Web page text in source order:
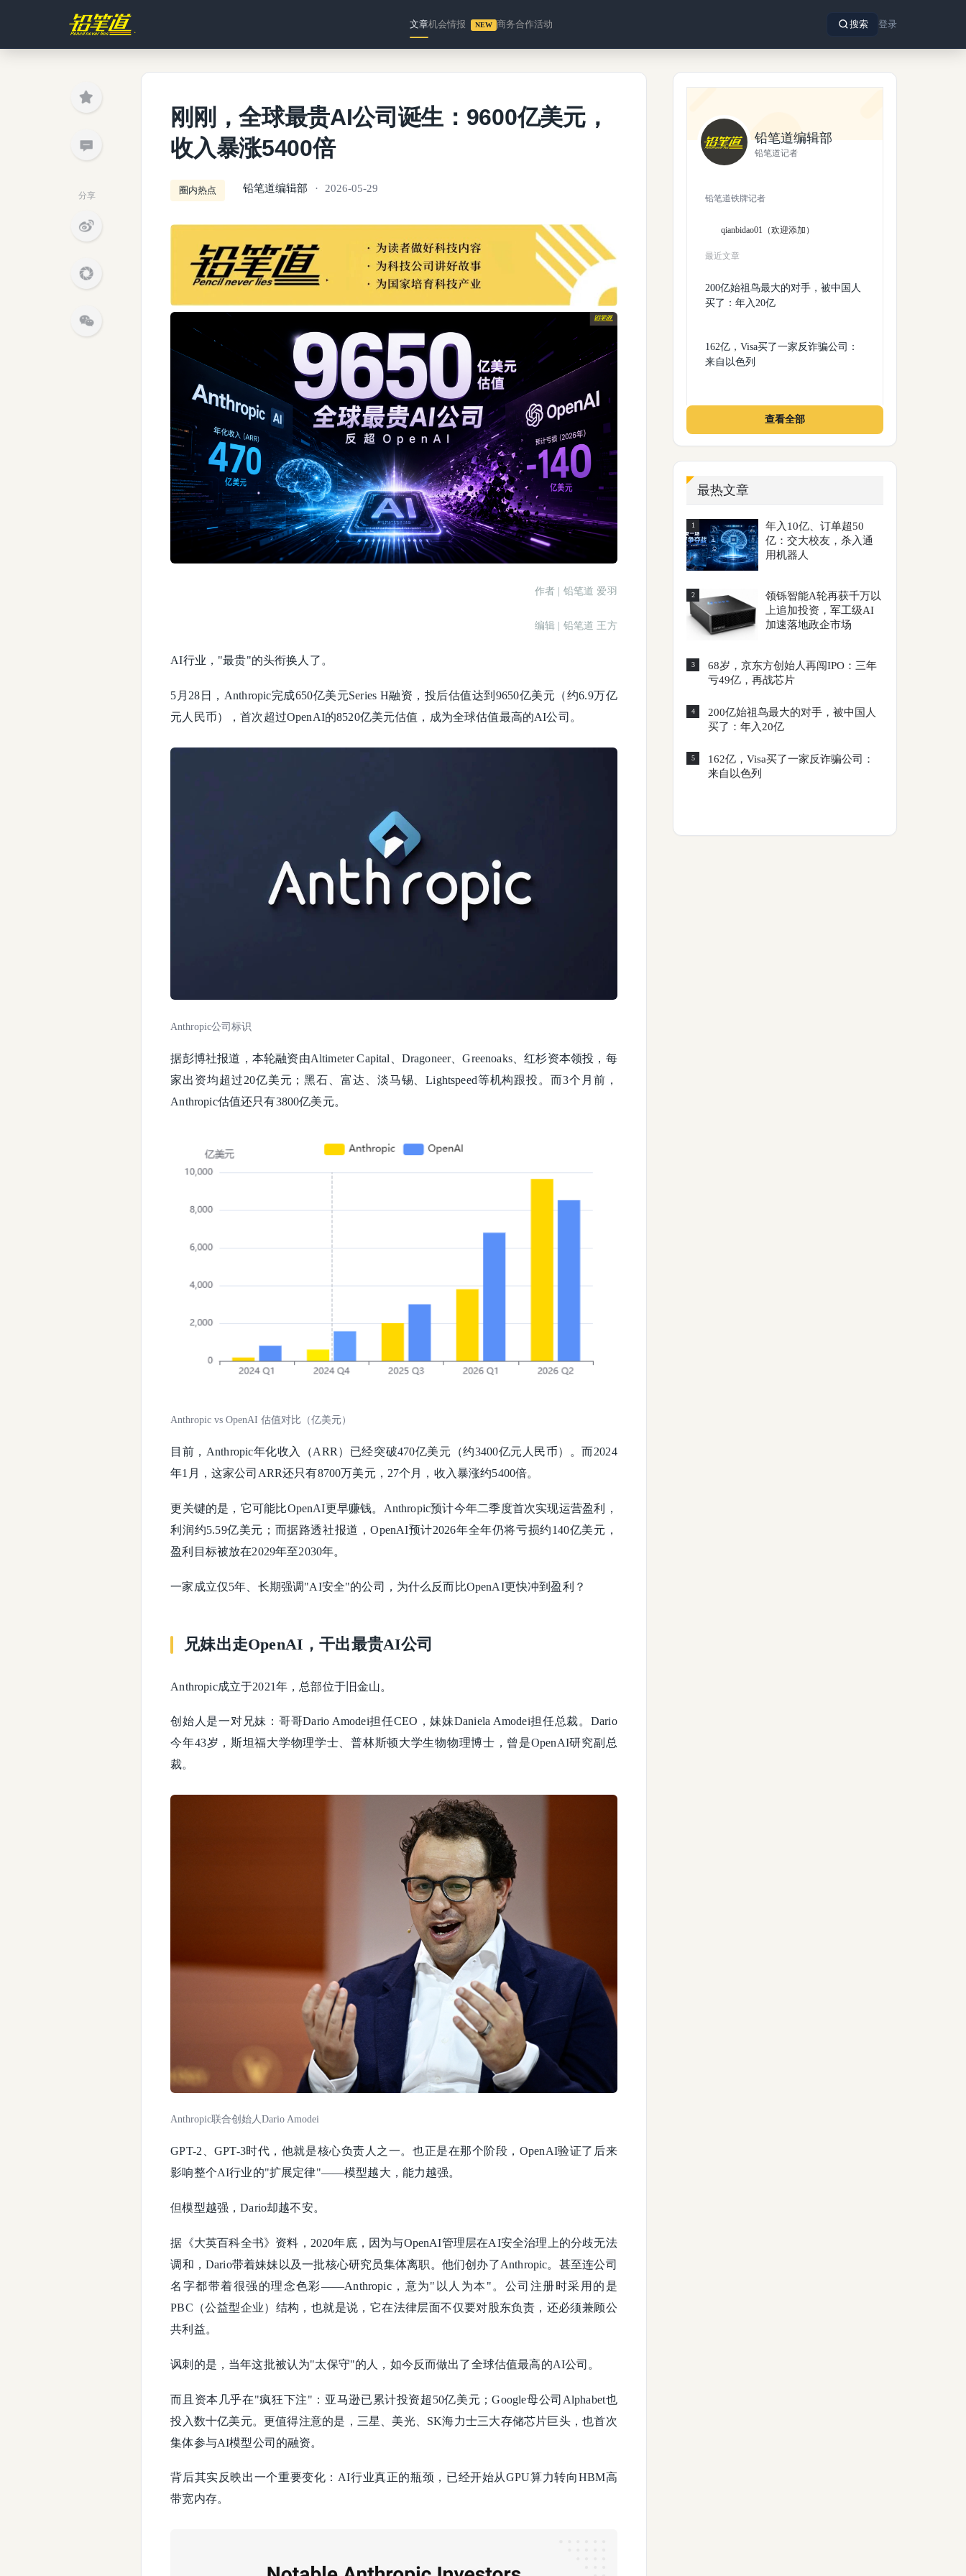
文章机会情报 NEW 商务合作活动 搜索 登录
分享
刚刚，全球最贵AI公司诞生：9600亿美元，
收入暴涨5400倍
圈内热点 铅笔道编辑部 2026-05-29
作者 | 铅笔道 爱羽
编辑 | 铅笔道 王方
AI行业，"最贵"的头衔换人了。
5月28日，Anthropic完成650亿美元Series H融资，投后估值达到9650亿美元（约6.9万亿
元人民币），首次超过OpenAI的8520亿美元估值，成为全球估值最高的AI公司。
Anthropic公司标识
据彭博社报道，本轮融资由Altimeter Capital、Dragoneer、Greenoaks、红杉资本领投，每
家出资均超过20亿美元；黑石、富达、淡马锡、Lightspeed等机构跟投。而3个月前，
Anthropic估值还只有3800亿美元。
Anthropic vs OpenAI 估值对比（亿美元）
目前，Anthropic年化收入（ARR）已经突破470亿美元（约3400亿元人民币）。而2024
年1月，这家公司ARR还只有8700万美元，27个月，收入暴涨约5400倍。
更关键的是，它可能比OpenAI更早赚钱。Anthropic预计今年二季度首次实现运营盈利，
利润约5.59亿美元；而据路透社报道，OpenAI预计2026年全年仍将亏损约140亿美元，
盈利目标被放在2029年至2030年。
一家成立仅5年、长期强调"AI安全"的公司，为什么反而比OpenAI更快冲到盈利？
兄妹出走OpenAI，干出最贵AI公司
Anthropic成立于2021年，总部位于旧金山。
创始人是一对兄妹：哥哥Dario Amodei担任CEO，妹妹Daniela Amodei担任总裁。Dario
今年43岁，斯坦福大学物理学士、普林斯顿大学生物物理博士，曾是OpenAI研究副总
裁。
Anthropic联合创始人Dario Amodei
GPT-2、GPT-3时代，他就是核心负责人之一。也正是在那个阶段，OpenAI验证了后来
影响整个AI行业的"扩展定律"——模型越大，能力越强。
但模型越强，Dario却越不安。
据《大英百科全书》资料，2020年底，因为与OpenAI管理层在AI安全治理上的分歧无法
调和，Dario带着妹妹以及一批核心研究员集体离职。他们创办了Anthropic。甚至连公司
名字都带着很强的理念色彩——Anthropic，意为"以人为本"。公司注册时采用的是
PBC（公益型企业）结构，也就是说，它在法律层面不仅要对股东负责，还必须兼顾公
共利益。
讽刺的是，当年这批被认为"太保守"的人，如今反而做出了全球估值最高的AI公司。
而且资本几乎在"疯狂下注"：亚马逊已累计投资超50亿美元；Google母公司Alphabet也
投入数十亿美元。更值得注意的是，三星、美光、SK海力士三大存储芯片巨头，也首次
集体参与AI模型公司的融资。
背后其实反映出一个重要变化：AI行业真正的瓶颈，已经开始从GPU算力转向HBM高
带宽内存。
铅笔道编辑部
铅笔道记者
铅笔道铁牌记者
qianbidao01（欢迎添加）
最近文章
200亿始祖鸟最大的对手，被中国人
买了：年入20亿
162亿，Visa买了一家反诈骗公司：
来自以色列
查看全部
最热文章
1
年入10亿、订单超50
亿：交大校友，杀入通
用机器人
2
领铄智能A轮再获千万以
上追加投资，军工级AI
加速落地政企市场
3
68岁，京东方创始人再闯IPO：三年
亏49亿，再战芯片
4
200亿始祖鸟最大的对手，被中国人
买了：年入20亿
5
162亿，Visa买了一家反诈骗公司：
来自以色列